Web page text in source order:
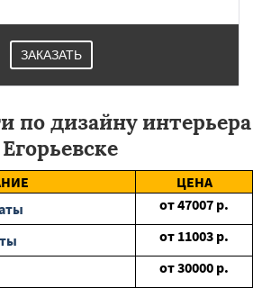
ЗАКАЗАТЬ
по дизайну интерьера
ЦЕНА
от47007 р.
от 11003 р.
от30000 р.